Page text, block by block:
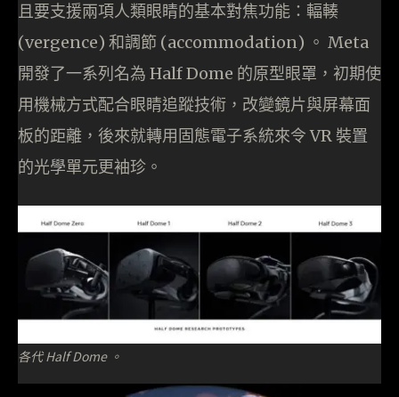
且要支援兩項人類眼睛的基本對焦功能：輻輳
(vergence) 和調節 (accommodation) 。 Meta
開發了一系列名為 Half Dome 的原型眼罩，初期使
用機械方式配合眼睛追蹤技術，改變鏡片與屏幕面
板的距離，後來就轉用固態電子系統來令 VR 裝置
的光學單元更袖珍。
各代 Half Dome 。